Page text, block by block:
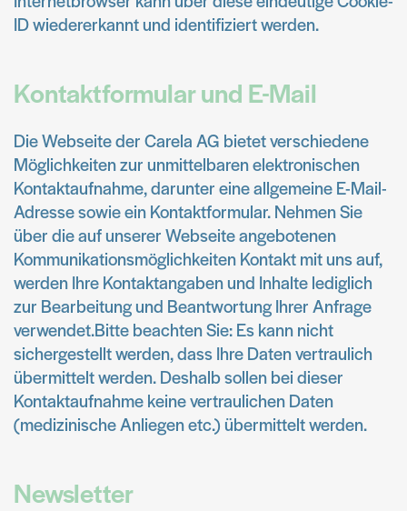
ID wiedererkannt und identifiziert werden.
Kontaktformular und E-Mail
Die Webseite der Carela AG bietet verschiedene
Möglichkeiten zur unmittelbaren elektronischen
Kontaktaufnahme, darunter eine allgemeine E-Mail-
Adresse sowie ein Kontaktformular. Nehmen Sie
über die auf unserer Webseite angebotenen
Kommunikationsmöglichkeiten Kontakt mit uns auf,
werden Ihre Kontaktangaben und Inhalte lediglich
zur Bearbeitung und Beantwortung Ihrer Anfrage
verwendet.Bitte beachten Sie: Es kann nicht
sichergestellt werden, dass Ihre Daten vertraulich
übermittelt werden. Deshalb sollen bei dieser
Kontaktaufnahme keine vertraulichen Daten
(medizinische Anliegen etc.) übermittelt werden.
Newsletter